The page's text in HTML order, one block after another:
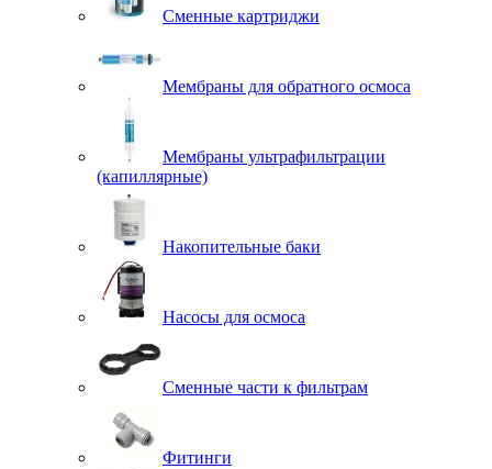
Сменные картриджи
Мембраны для обратного осмоса
Мембраны ультрафильтрации
(капиллярные)
Накопительные баки
Насосы для осмоса
Сменные части к фильтрам
Фитинги